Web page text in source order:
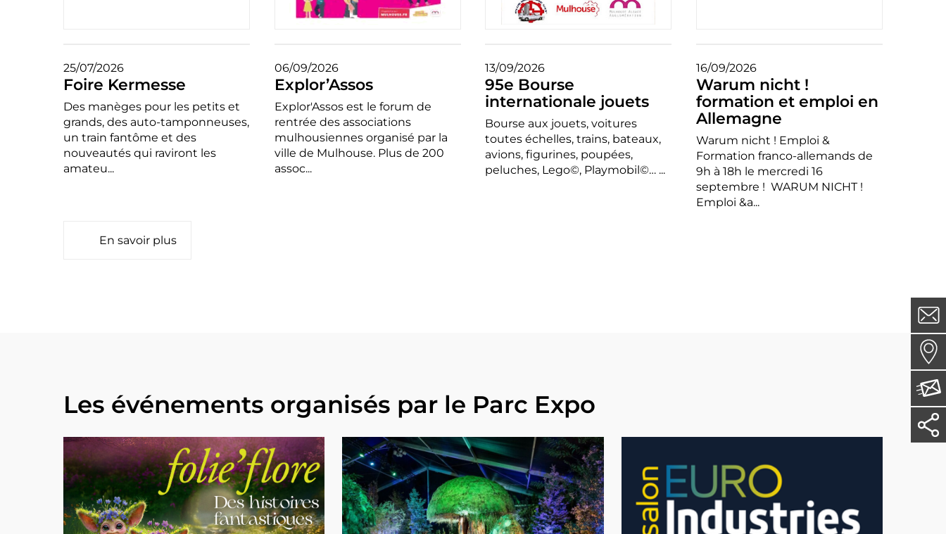
25/07/2026
Foire Kermesse
Des manèges pour les petits et
grands, des auto-tamponneuses,
un train fantôme et des
nouveautés qui raviront les
amateu...
En savoir plus
06/09/2026
Explor’Assos
Explor'Assos est le forum de
rentrée des associations
mulhousiennes organisé par la
ville de Mulhouse. Plus de 200
assoc...
13/09/2026
95e Bourse
internationale jouets
Bourse aux jouets, voitures
toutes échelles, trains, bateaux,
avions, figurines, poupées,
peluches, Lego©, Playmobil©… ...
16/09/2026
Warum nicht !
formation et emploi en
Allemagne
Warum nicht ! Emploi &
Formation franco-allemands de
9h à 18h le mercredi 16
septembre ! WARUM NICHT !
Emploi &a...
Les événements organisés par le Parc Expo